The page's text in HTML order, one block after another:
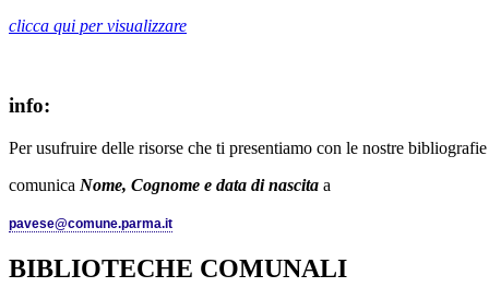
clicca qui per visualizzare
info:
Per usufruire delle risorse che ti presentiamo con le nostre bibliografie
comunica Nome, Cognome e data di nascita a
pavese@comune.parma.it
BIBLIOTECHE COMUNALI